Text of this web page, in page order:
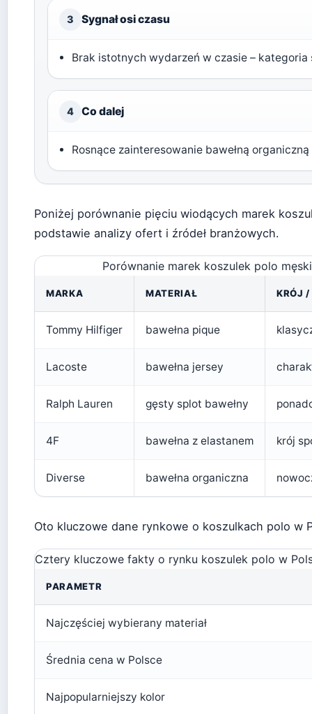
3 Sygnał osi czasu
Brak istotnych wydarzeń w czasie –
4 Co dalej
Rosnące zainteresowanie bawełną
Poniżej porównanie pięciu wiodących marek
podstawie analizy ofert i źródeł branżowych.
Porównanie marek koszulek polo
MARKA MATERIAŁ KRÓJ
Tommy Hilfiger bawełna pique
Lacoste bawełna jersey
Ralph Lauren gęsty splot bawełny
4F bawełna z elastanem krój
Diverse bawełna organiczna
Oto kluczowe dane rynkowe o koszulkach polo w
Cztery kluczowe fakty o rynku koszulek polo w
PARAMETR
Najczęściej wybierany materiał
Średnia cena w Polsce
Najpopularniejszy kolor